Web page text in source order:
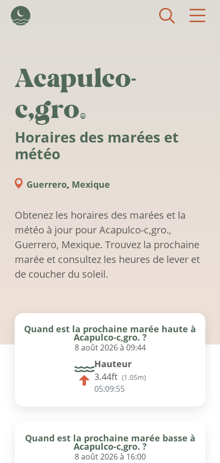
Acapulco-
c,gro.
Horaires des marées et
météo
Guerrero, Mexique
Obtenez les horaires des marées et la
météo à jour pour Acapulco-c,gro.,
Guerrero, Mexique. Trouvez la prochaine
marée et consultez les heures de lever et
de coucher du soleil.
Quand est la prochaine marée haute à
Acapulco-c,gro. ?
8 août 2026 à 09:44
Hauteur
3.44ft (1.05m)
05:09:55
Quand est la prochaine marée basse à
Acapulco-c,gro. ?
8 août 2026 à 16:00